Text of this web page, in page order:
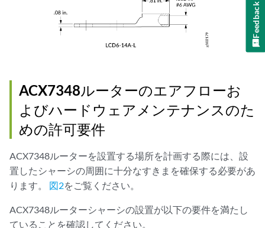
ACX7348ルーターのエアフローお
よびハードウェアメンテナンスのた
めの許可要件
ACX7348ルーターを設置する場所を計画する際には、設
置したシャーシの周囲に十分なすきまを確保する必要があ
ります。 図2をご覧ください。
ACX7348ルーターシャーシの設置が以下の要件を満たし
ていることを確認してください。
Feedback